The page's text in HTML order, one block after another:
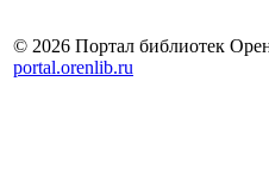
© 2026 Портал библиотек
portal.orenlib.ru